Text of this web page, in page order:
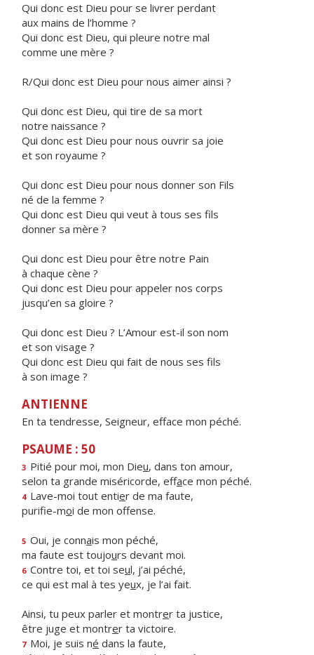
Qui donc est Dieu pour se livrer perdant
aux mains de l’homme ?
Qui donc est Dieu, qui pleure notre mal
comme une mère ?
R/Qui donc est Dieu pour nous aimer ainsi ?
Qui donc est Dieu, qui tire de sa mort
notre naissance ?
Qui donc est Dieu pour nous ouvrir sa joie
et son royaume ?
Qui donc est Dieu pour nous donner son Fils
né de la femme ?
Qui donc est Dieu qui veut à tous ses fils
donner sa mère ?
Qui donc est Dieu pour être notre Pain
à chaque cène ?
Qui donc est Dieu pour appeler nos corps
jusqu’en sa gloire ?
Qui donc est Dieu ? L’Amour est-il son nom
et son visage ?
Qui donc est Dieu qui fait de nous ses fils
à son image ?
ANTIENNE
En ta tendresse, Seigneur, efface mon péché.
PSAUME : 50
3 Pitié pour moi, mon Dieu, dans ton amour,
selon ta grande miséricorde, efface mon péché.
4 Lave-moi tout entier de ma faute,
purifie-moi de mon offense.
5 Oui, je connais mon péché,
ma faute est toujours devant moi.
6 Contre toi, et toi seul, j’ai péché,
ce qui est mal à tes yeux, je l’ai fait.
Ainsi, tu peux parler et montrer ta justice,
être juge et montrer ta victoire.
7 Moi, je suis né dans la faute,